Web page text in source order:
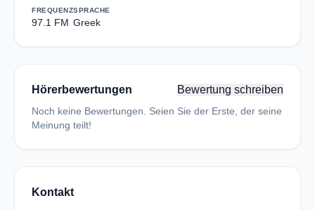
FREQUENZ
97.1 FM
SPRACHE
Greek
Hörerbewertungen Bewertung schreiben
Noch keine Bewertungen. Seien Sie der Erste, der seine
Meinung teilt!
Kontakt